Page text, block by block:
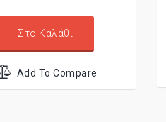
Στο Καλάθι
Add To Compare